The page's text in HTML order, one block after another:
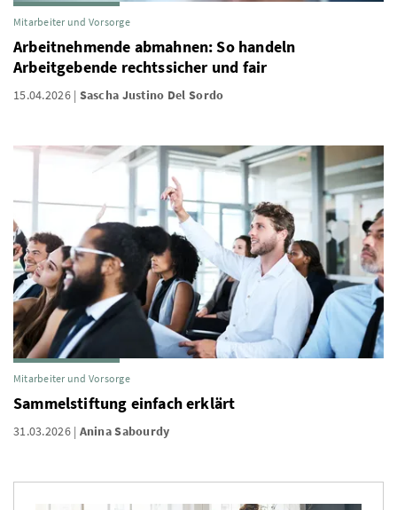
Mitarbeiter und Vorsorge
Arbeitnehmende abmahnen: So handeln
Arbeitgebende rechtssicher und fair
15.04.2026 Sascha Justino Del Sordo
Mitarbeiter und Vorsorge
Sammelstiftung einfach erklärt
31.03.2026 Anina Sabourdy